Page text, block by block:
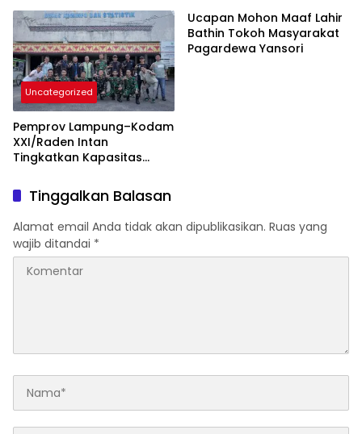
Rakyat
Uncategorized
Pemprov Lampung–Kodam
XXI/Raden Intan
Tingkatkan Kapasitas
Komunikasi Publik
Ucapan Mohon Maaf Lahir
Bathin Tokoh Masyarakat
Pagardewa Yansori
Tinggalkan Balasan
Alamat email Anda tidak akan dipublikasikan. Ruas yang
wajib ditandai *